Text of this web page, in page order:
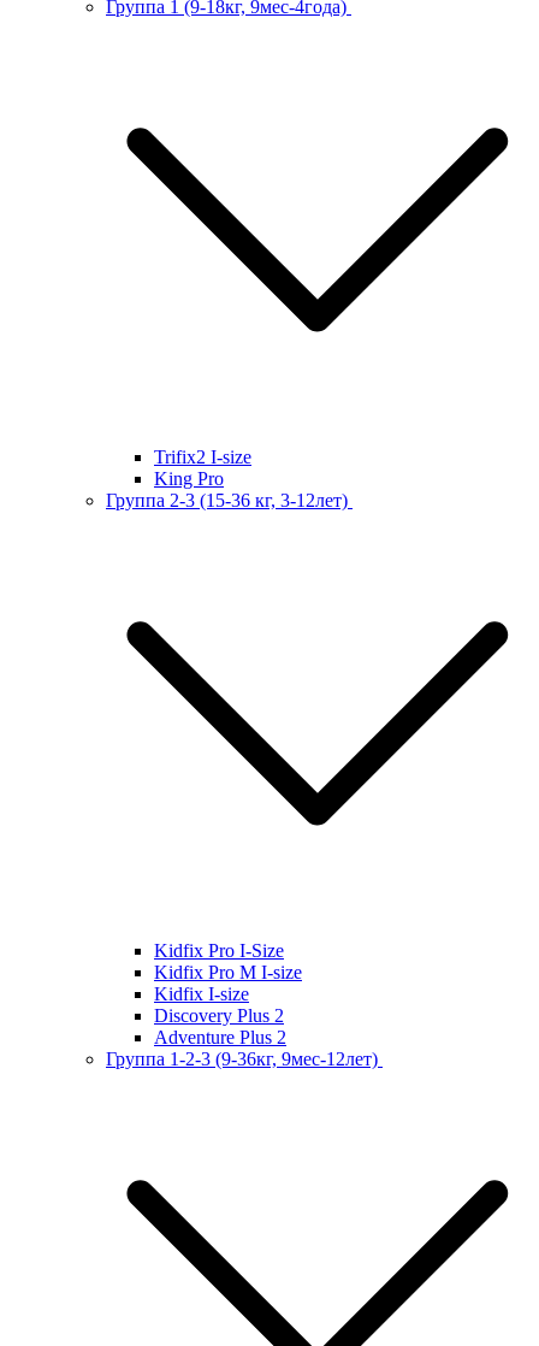
Группа 1 (9-18кг, 9мес-4года)
Trifix2 I-size
King Pro
Группа 2-3 (15-36 кг, 3-12лет)
Kidfix Pro I-Size
Kidfix Pro M I-size
Kidfix I-size
Discovery Plus 2
Adventure Plus 2
Группа 1-2-3 (9-36кг, 9мес-12лет)